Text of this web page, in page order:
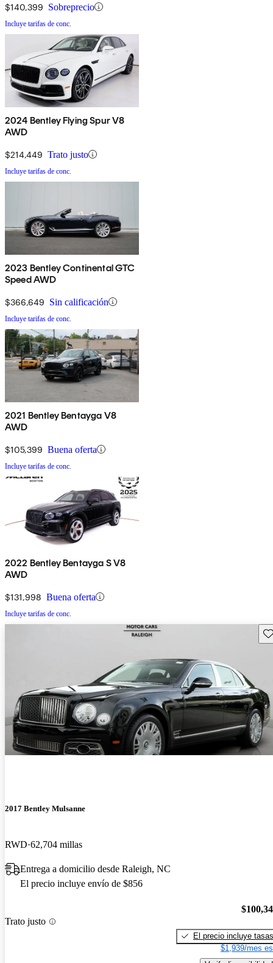
$140,399 Sobreprecio
Incluye tarifas de conc.
2024 Bentley Flying Spur V8
AWD
$214,449 Trato justo
Incluye tarifas de conc.
2023 Bentley Continental GTC
Speed AWD
$366,649 Sin calificación
Incluye tarifas de conc.
2021 Bentley Bentayga V8
AWD
$105,399 Buena oferta
Incluye tarifas de conc.
2022 Bentley Bentayga S V8
AWD
$131,998 Buena oferta
Incluye tarifas de conc.
2017 Bentley Mulsanne
RWD 62,704 millas
Entrega a domicilio desde Raleigh, NC
El precio incluye envío de $856
Trato justo
El precio incluye tasas
$1,939/mes